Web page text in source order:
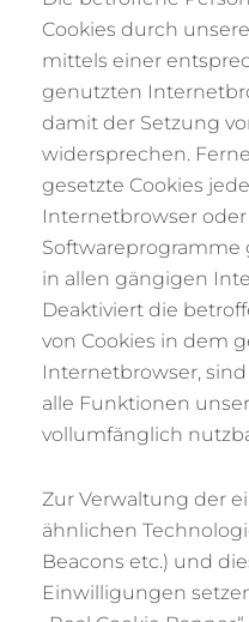
Cookies durch
mittels einer
genutzten
damit der Setzung
widersprechen.
gesetzte Cookies
Internetbrowser
Softwareprogramme
in allen gängigen
Deaktiviert die
von Cookies in dem
Internetbrowser,
alle Funktionen
vollumfänglich
Zur Verwaltung der
ähnlichen
Beacons etc.) und
Einwilligungen